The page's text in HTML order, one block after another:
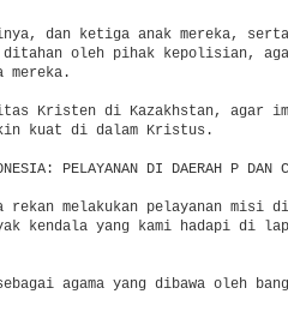
dan ketiga anak mereka, serta
oleh pihak kepolisian,
mereka.
Kristen di Kazakhstan, agar
kuat di dalam Kristus.
PELAYANAN DI DAERAH P DAN C
rekan melakukan pelayanan misi
kendala yang kami hadapi di
agama yang dibawa oleh